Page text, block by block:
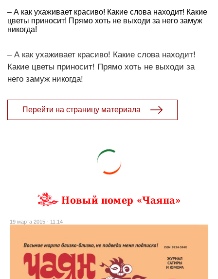
– А как ухаживает красиво! Какие слова находит! Какие
цветы приносит! Прямо хоть не выходи за него замуж
никогда!
– А как ухаживает красиво! Какие слова находит!
Какие цветы приносит! Прямо хоть не выходи за
него замуж никогда!
Перейти на страницу материала
Новый номер «Чаяна»
19 марта 2015 - 11:14